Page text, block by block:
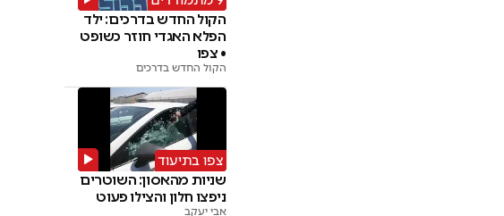
הקול החדש בדרכים: ילד
הפלא האגדי חוזר כשופט
• צפו
הקול החדש בדרכים
צפו בתיעוד
שניות מהאסון: השוטרים
ניפצו חלון והצילו פעוט
אבי יעקב